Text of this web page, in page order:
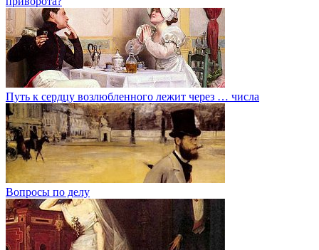
Путь к сердцу возлюбленного лежит через … числа
Вопросы по делу